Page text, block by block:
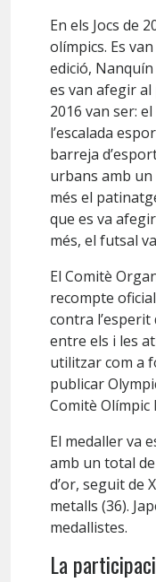
En els Jocs de
olímpics. Es
edició,
es van afegir al
2016 van ser:
l’escalada
barreja
urbans amb
més el
que es va
més, el futsal
El Comitè
recompte
contra
entre els i les
utilitzar com a
publicar
Comitè
El medaller va
amb un total
d’or, seguit de
metalls (36).
medallistes.
La